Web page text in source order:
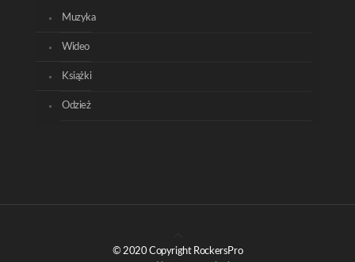
Muzyka
Wideo
Książki
Odzież
© 2020 Copyright RockersPro